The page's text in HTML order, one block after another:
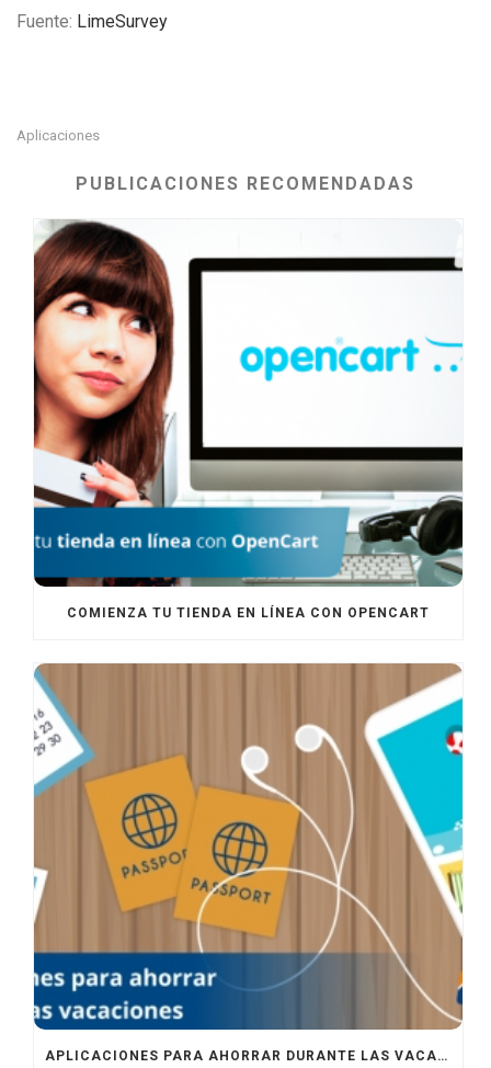
Fuente: LimeSurvey
Aplicaciones
PUBLICACIONES RECOMENDADAS
COMIENZA TU TIENDA EN LÍNEA CON OPENCART
APLICACIONES PARA AHORRAR DURANTE LAS VACACIONES